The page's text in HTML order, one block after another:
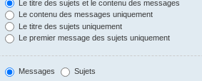
Le titre des sujets et le contenu des messages
Le contenu des messages uniquement
Le titre des sujets uniquement
Le premier message des sujets uniquement
Messages Sujets